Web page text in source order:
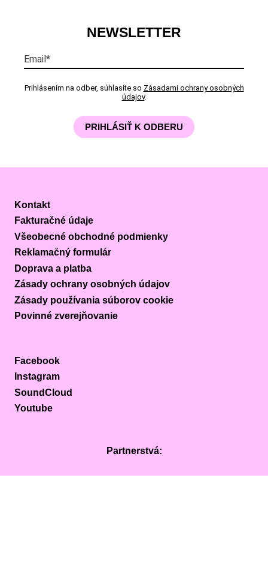
NEWSLETTER
Prihlásením na odber, súhlasíte so Zásadami ochrany osobných
údajov.
PRIHLÁSIŤ K ODBERU
Kontakt
Fakturačné údaje
Všeobecné obchodné podmienky
Reklamačný formulár
Doprava a platba
Zásady ochrany osobných údajov
Zásady používania súborov cookie
Povinné zverejňovanie
Facebook
Instagram
SoundCloud
Youtube
Partnerstvá: